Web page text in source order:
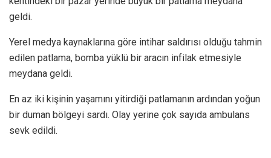
geldi.
Yerel medya kaynaklarına göre intihar saldırısı olduğu tahmin
edilen patlama, bomba yüklü bir aracın infilak etmesiyle
meydana geldi.
En az iki kişinin yaşamını yitirdiği patlamanın ardından yoğun
bir duman bölgeyi sardı. Olay yerine çok sayıda ambulans
sevk edildi.